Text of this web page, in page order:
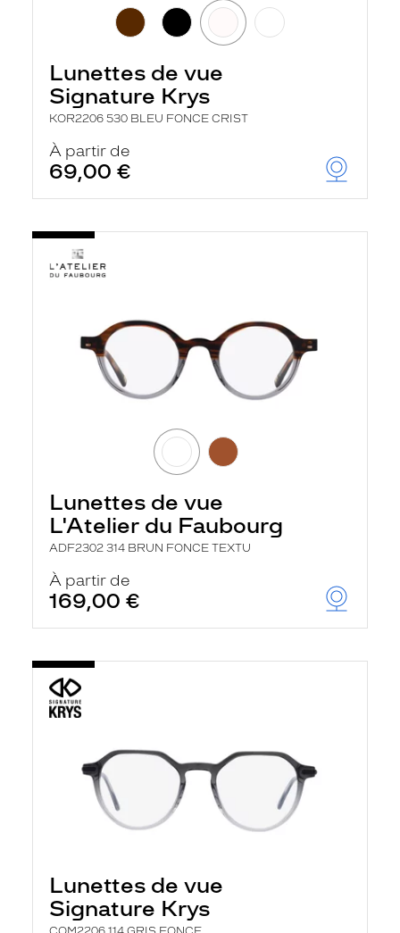
Lunettes de vue
Signature Krys
KOR2206 530 BLEU FONCE CRIST
À partir de
69,00 €
Lunettes de vue
L'Atelier du Faubourg
ADF2302 314 BRUN FONCE TEXTU
À partir de
169,00 €
Lunettes de vue
Signature Krys